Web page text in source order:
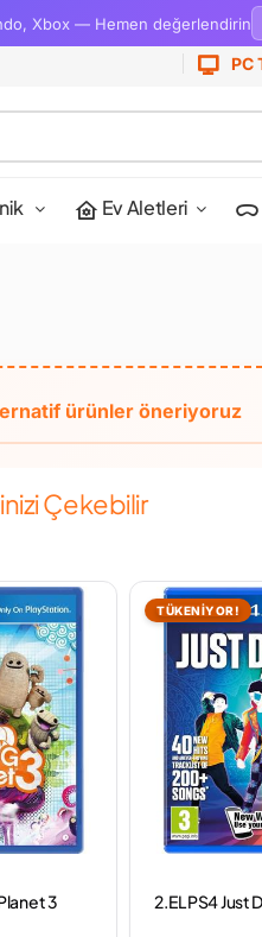
Xbox — Hemen değerlendirin
PC
Ev Aletleri
Çekebilir
3
TÜKENİYOR!
2.EL PS4 Just